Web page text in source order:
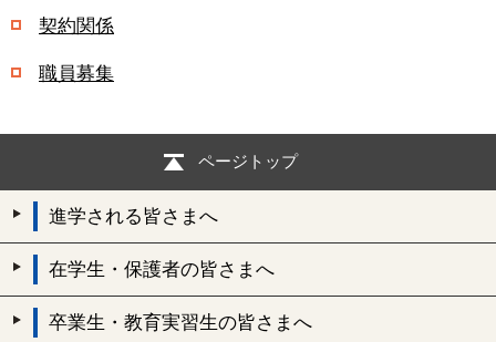
契約関係
職員募集
ページトップ
進学される皆さまへ
在学生・保護者の皆さまへ
卒業生・教育実習生の皆さまへ